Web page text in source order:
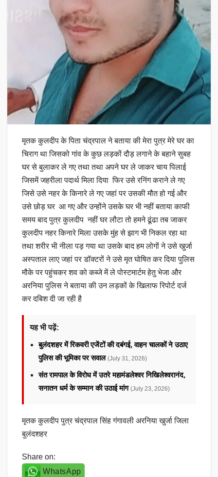
मृतक कुलदीप के पिता चंद्रपाल ने बताया की मेरा पुत्र मेरे घर का
चिराग था जिसको गांव के कुछ लड़कों दौड़ लगाने के बहाने सुबह
घर से बुलाकर ले गए तथा तथा अपने घर ले जाकर चाय पिलाई
जिसमें जहरीला पदार्थ मिला दिया फिर उसे रनिंग कराने ले गए
जिसे उसे नहर के किनारे ले गए जहां पर उसकी मौत हो गई और
उसे छोड़ घर आ गए और उन्होंने उसके घर भी नहीं बताया काफी
समय बाद पुत्र कुलदीप नहीं घर लौटा तो हमने ढूंढा तब जाकर
कुलदीप नहर किनारे मिला उसके मुंह से झाग भी निकल रहा था
तथा शरीर भी नीला पड़ गया था उसके बाद हम लोगों ने उसे खुर्जा
अस्पताल लाए जहां पर डॉक्टरों ने उसे मृत घोषित कर दिया पुलिस
मौके पर पहुंचकर शव को कब्जे में ले पोस्टमार्टम हेतु भेजा और
अरनिया पुलिस ने बताया की उन लड़कों के खिलाफ रिपोर्ट दर्ज
कर दबिश दी जा रही है
यह भी पढ़ें:
बुलंदशहर में रिकवरी एजेंटों की दबंगई, वाहन चालकों ने उठाए
पुलिस की भूमिका पर सवाल (July 31, 2026)
संत रामपाल के विरोध में उतरे महामंडलेश्वर निखिलेश्वरानंद,
सनातन धर्म के सम्मान की उठाई मांग (July 23, 2026)
मृतक कुलदीप पुत्र चंद्रपाल सिंह गंगावली अरनिया खुर्जा जिला
बुलंदशहर
Share on:
WhatsApp